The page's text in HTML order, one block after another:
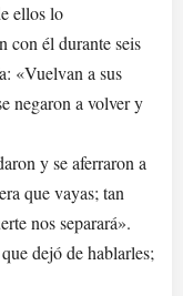
ellos lo
con él durante seis
«Vuelvan a sus
negaron a volver y
y se aferraron a
que vayas; tan
nos separará».
dejó de hablarles;